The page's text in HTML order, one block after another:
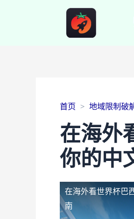
首页 地域限制破
在海外
你的中
在海外看世界杯巴
南